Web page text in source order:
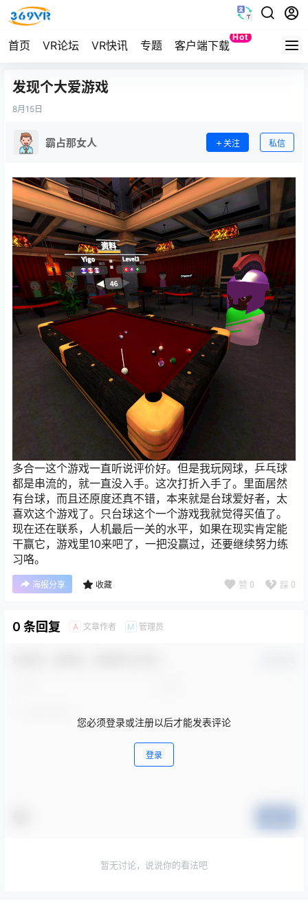
首页 VR论坛 VR快讯 专题 客户端下载
Hot
Quest
发现个大爱游戏
8月 15日
霸占那女人 关注 私信
多合一这个游戏一直听说评价好。但是我玩网球，乒乓球
都是串流的，就一直没入手。这次打折入手了。里面居然
有台球，而且还原度还真不错，本来就是台球爱好者，太
喜欢这个游戏了。只台球这个一个游戏我就觉得买值了。
现在还在联系，人机最后一关的水平，如果在现实肯定能
干赢它，游戏里10来吧了，一把没赢过，还要继续努力练
习咯。
海报分享 收藏 赞 0 踩 0
0 条回复 A 文章作者 M 管理员
您必须登录或注册以后才能发表评论
登录
暂无讨论，说说你的看法吧